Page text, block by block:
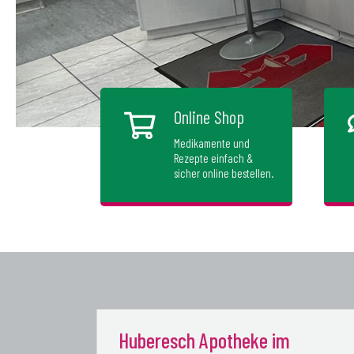
Online Shop
Medikamente und
Rezepte einfach &
sicher online bestellen.
Huberesch Apotheke im